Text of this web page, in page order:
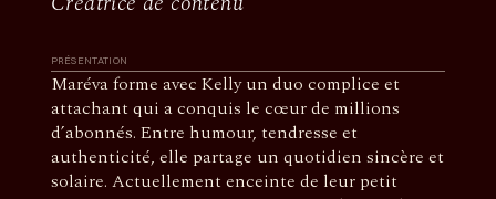
PRÉSENTATION
Maréva forme avec Kelly un duo complice et
attachant qui a conquis le cœur de millions
d’abonnés. Entre humour, tendresse et
authenticité, elle partage un quotidien sincère et
solaire. Actuellement enceinte de leur petit